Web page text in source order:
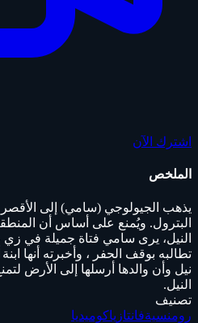
اشترك الآن
الملخص
يذهب الجيولوجي (سامي) إلى الأقصر
البترول. ويُمنع على أساس أن
النيل، يرى سامي فتاة جميلة في
تطالبه بوقف الحفر ، وأخبرته أنها
نيل وأن والدها أرسلها إلى الأرض
النيل.
تصنيف
رومنسيةفانتازياكوميديا